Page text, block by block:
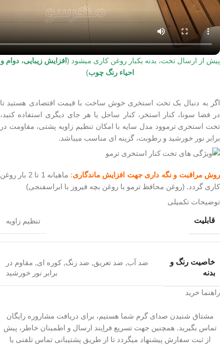
پیش از ارسال تخت، بدنه یکبار روغن کاری میشود ( افزایش زیبایی، دوام و
احیاء رنگ چوب)
اگر به دنبال بک تخت استخری خوش ساخت با قیمت اقتصادی هستید تا
در فضا سونا، کنار استخر، کنار ساحل یا هر جای دیگری استفاده کنید،
تخت استخری ترموود مدل سایه با امکان تنظیم زاویه پشتی، مقاومت در
برابر نور خورشید و رطوبت، گزینه ای مناسب میباشد.
روش مراقبت و نگه داری جهت افزایش ماندگاری:
ماهیانه 1 تا 2 بار روغن
کاری گردد. (روغن محافظ ترمو با روغن بچه فیروز با ابراسفنجی)
توضیحات تکمیلی
قابلیت تنظیم زاویه
خاصیت رنگ و
بدنه
ضد آب, ضد تعریق, ضد زنگ, کوره ای, مقاوم در
برابر نور خورشید
راهنما خرید
مشتاق شنیدن صدای گرم شما هستیم، برای دریافت مشاروره رایگان
تماس بگیرید. همچنین جهت تسریع فراِیند ارسال و اطمینان خاطر، پیش
از ثبت سفارش پیشنهاد میگردد تا از طریق پشتیبانی تماس تلفنی یا